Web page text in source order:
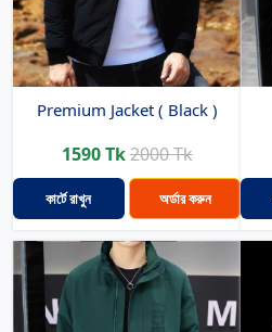
Premium Jacket ( Black )
1590 Tk2000 Tk
কার্টে রাখুন অর্ডার করুন